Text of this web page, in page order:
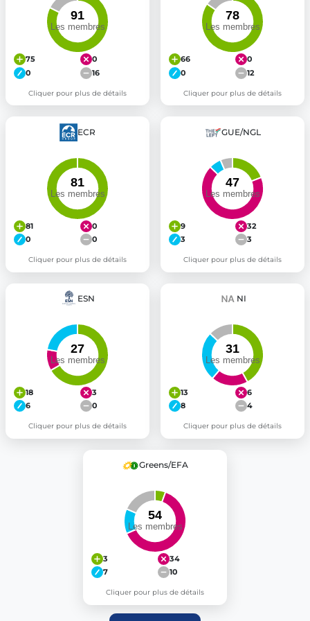
75
0
0
16
Cliquer pour plus de détails
66
0
0
12
Cliquer pour plus de détails
ECR
81
0
0
0
Cliquer pour plus de détails
GUE/NGL
9
32
3
3
Cliquer pour plus de détails
ESN
18
3
6
0
Cliquer pour plus de détails
NI
13
6
8
4
Cliquer pour plus de détails
Greens/EFA
3
34
7
10
Cliquer pour plus de détails